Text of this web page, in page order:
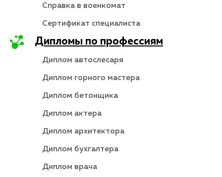
Справка в военкомат
Сертификат специалиста
Дипломы по профессиям
Диплом автослесаря
Диплом горного мастера
Диплом бетонщика
Диплом актера
Диплом архитектора
Диплом бухгалтера
Диплом врача